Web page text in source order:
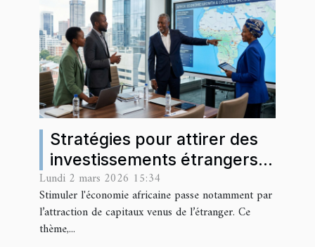
Stratégies pour attirer des
investissements étrangers
en Afrique
Lundi 2 mars 2026 15:34
Stimuler l'économie africaine passe notamment par
l’attraction de capitaux venus de l’étranger. Ce
thème,...